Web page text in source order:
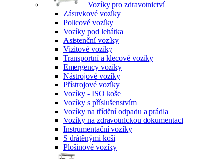
Vozíky pro zdravotnictví
Zásuvkové vozíky
Policové vozíky
Vozíky pod lehátka
Asistenční vozíky
Vizitové vozíky
Transportní a klecové vozíky
Emergency vozíky
Nástrojové vozíky
Přístrojové vozíky
Vozíky - ISO koše
Vozíky s příslušenstvím
Vozíky na třídění odpadu a prádla
Vozíky na zdravotnickou dokumentaci
Instrumentační vozíky
S drátěnými koši
Plošinové vozíky